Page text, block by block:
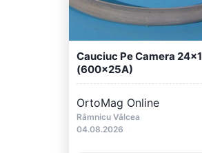
Cauciuc Pe Camera 24x1
(600x25A)
OrtoMag Online
Râmnicu Vâlcea
04.08.2026